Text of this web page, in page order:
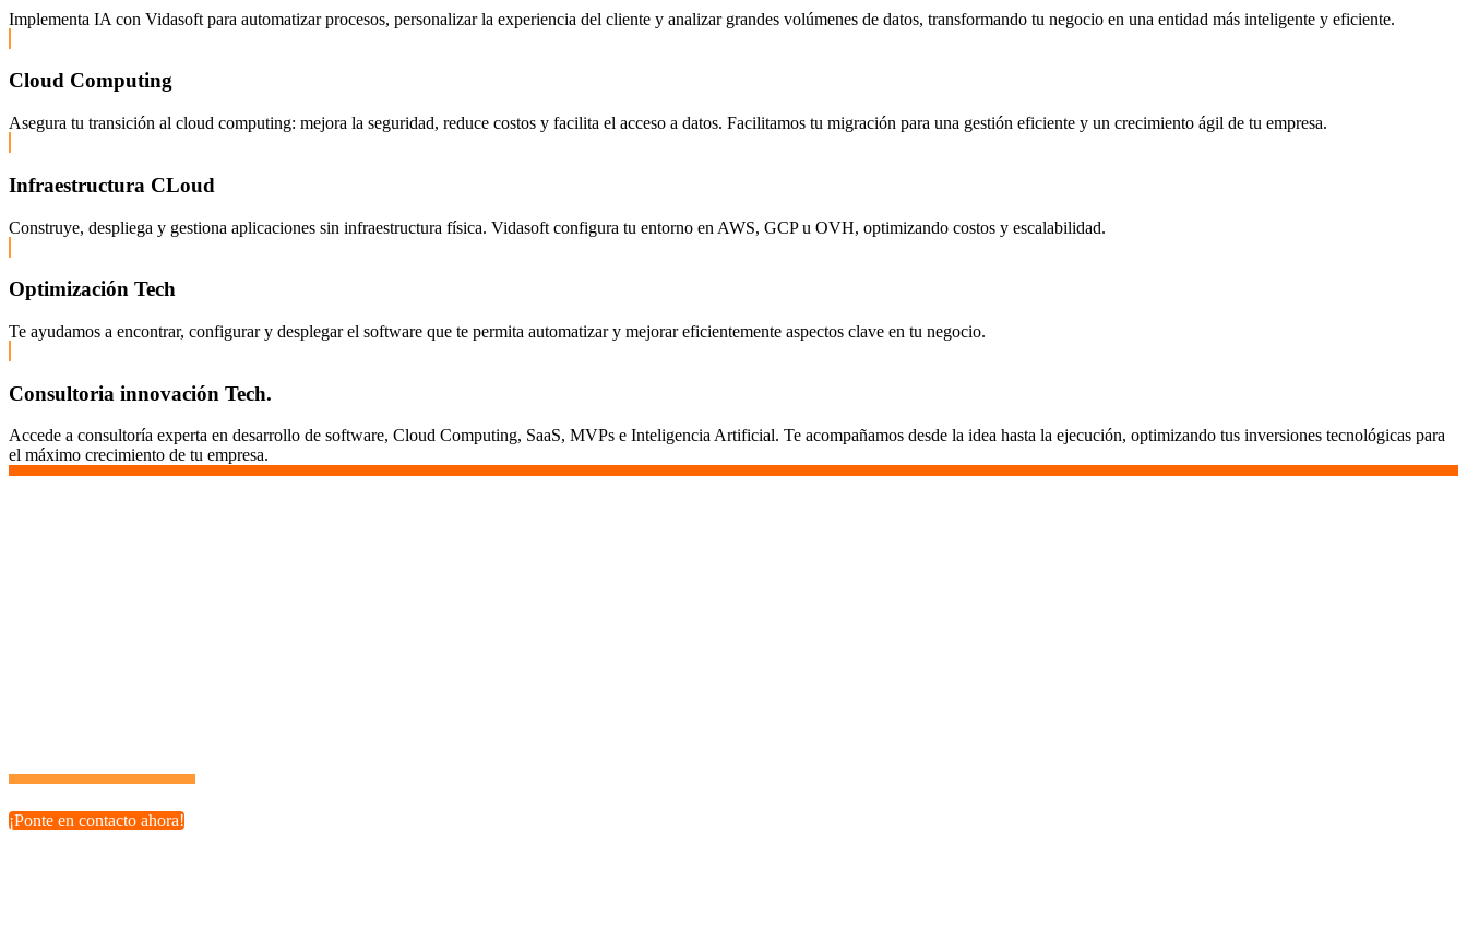
Implementa IA con Vidasoft para automatizar procesos, personalizar la experiencia del cliente y analizar grandes volúmenes de datos, transformando tu negocio en una entidad más inteligente y eficiente.
Cloud Computing
Asegura tu transición al cloud computing: mejora la seguridad, reduce costos y facilita el acceso a datos. Facilitamos tu migración para una gestión eficiente y un crecimiento ágil de tu empresa.
Infraestructura CLoud
Construye, despliega y gestiona aplicaciones sin infraestructura física. Vidasoft configura tu entorno en AWS, GCP u OVH, optimizando costos y escalabilidad.
Optimización Tech
Te ayudamos a encontrar, configurar y desplegar el software que te permita automatizar y mejorar eficientemente aspectos clave en tu negocio.
Consultoria innovación Tech.
Accede a consultoría experta en desarrollo de software, Cloud Computing, SaaS, MVPs e Inteligencia Artificial. Te acompañamos desde la idea hasta la ejecución, optimizando tus inversiones tecnológicas para
el máximo crecimiento de tu empresa.
¡Ponte en contacto ahora!